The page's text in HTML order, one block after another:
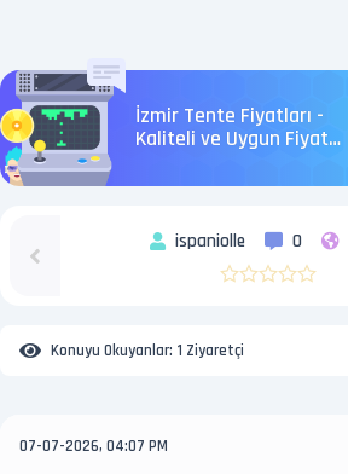
İzmir Tente Fiyatları -
Kaliteli ve Uygun Fiyatlı
ispaniolle 0
Konuyu Okuyanlar: 1 Ziyaretçi
07-07-2026, 04:07 PM